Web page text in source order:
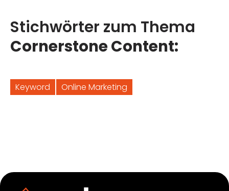
Stichwörter zum Thema
Cornerstone Content:
Keyword Online Marketing